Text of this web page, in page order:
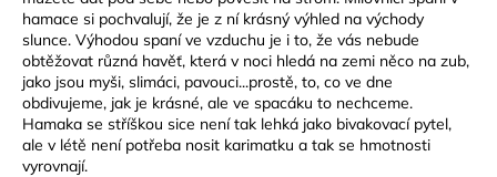
hamace si pochvalují, že je z ní krásný výhled na východy
slunce. Výhodou spaní ve vzduchu je i to, že vás nebude
obtěžovat různá havěť, která v noci hledá na zemi něco na zub,
jako jsou myši, slimáci, pavouci...prostě, to, co ve dne
obdivujeme, jak je krásné, ale ve spacáku to nechceme.
Hamaka se stříškou sice není tak lehká jako bivakovací pytel,
ale v létě není potřeba nosit karimatku a tak se hmotnosti
vyrovnají.